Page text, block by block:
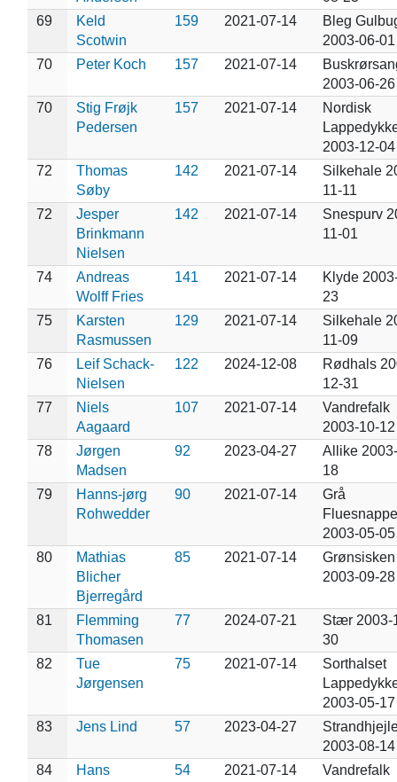
69
Keld
Scotwin
159 2021-07-14
Bleg
2003-06-01
70
Peter Koch 157 2021-07-14
2003-06-26
70
Stig Frøjk
Pedersen
157 2021-07-14
Nordisk
2003-12-04
72
Thomas
Søby
142 2021-07-14
Silkehale
11-11
72
Jesper
Brinkmann
Nielsen
142 2021-07-14
Snespurv
11-01
74
Andreas
Wolff Fries
141 2021-07-14
Klyde
23
75
Karsten
Rasmussen
129 2021-07-14
Silkehale
11-09
76
Leif Schack-
Nielsen
122 2024-12-08
Rødhals
12-31
77
Niels
Aagaard
107 2021-07-14
Vandrefalk
2003-10-12
78
Jørgen
Madsen
92 2023-04-27
Allike
18
79
Hanns-jørg
Rohwedder
90 2021-07-14
Grå
2003-05-05
80
Mathias
Blicher
Bjerregård
85 2021-07-14
Grønsisken
2003-09-28
81
Flemming
Thomasen
77 2024-07-21
Stær 2003-
30
82
Tue
Jørgensen
75 2021-07-14
Sorthalset
2003-05-17
83
Jens Lind 57 2023-04-27
2003-08-14
84
Hans
54 2021-07-14
Vandrefalk